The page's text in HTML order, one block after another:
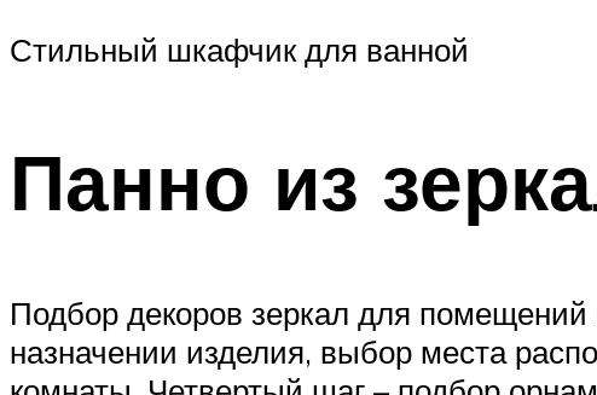
Стильный шкафчик для ванной
Панно из
Подбор декоров зеркал для помещений
назначении изделия, выбор места